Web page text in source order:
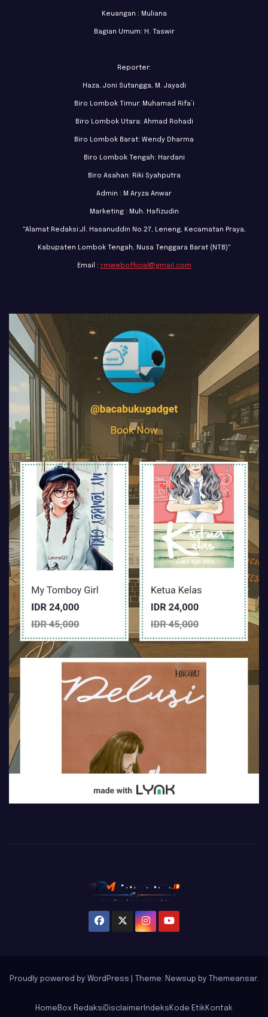
Keuangan : Muliana
Bagian Umum: H. Taswir
Reporter:
Haza, Joni Sutangga, M. Jayadi
Biro Lombok Timur: Muhamad Rifa’i
Biro Lombok Utara: Ahmad Rohadi
Biro Lombok Barat: Wendy Dharma
Biro Lombok Tengah: Hardani
Biro Asahan: Riki Syahputra
Admin : M Aryza Anwar
Marketing : Muh. Hafizudin
"Alamat Redaksi:Jl. Hasanuddin No.27, Leneng, Kecamatan Praya,
Kabupaten Lombok Tengah, Nusa Tenggara Barat (NTB)"
Email : rmwebofficial@gmail.com
Proudly powered by WordPress Theme: Newsup by Themeansar.
Home Box Redaksi Disclaimer Indeks Kode Etik Kontak